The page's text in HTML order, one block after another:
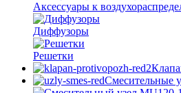
Аксессуары к
Диффузоры
Решетки
Смесительные